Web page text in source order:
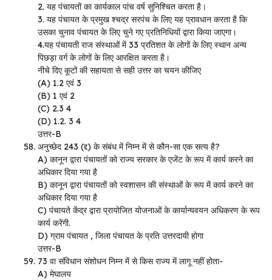
2. यह पंचायतों का कार्यकाल पांच वर्ष सुनिश्चित करता है।
3. यह पंचायत के प्रमुख श्चद्र सरपंच के लिए यह प्रावधान करता है कि
उसका चुनाव पंचायत के लिए चुने गए प्रतिनिधियों द्वारा किया जाएगा।
4.यह पंचायती राज संस्थाओं में 33 प्रतिशत के लोगों के लिए स्थान अन्य
पिछड़ा वर्ग के लोगों के लिए आरक्षित करता है।
नीचे दिए कूटों की सहायता से सही उत्तर का चयन कीजिए
(A) 1.2 एवं 3
(B) 1 एवं 2
(C) 2.3 4
(D) 1.2. 3 4
उत्तर-B
अनुच्छेद 243 (द्द) के संबंध में निम्न में से कौन-सा एक सत्य है?
A) कानून द्वारा पंचायतों को राज्य सरकार के एजेंट के रूप में कार्य करने का
अधिकार दिया गया है
B) कानून द्वारा पंचायतों को स्वशासन की संस्थाओं के रूप में कार्य करने का
अधिकार दिया गया है
C) पंचायते केंद्र द्वारा प्रायोजित योजनाओं के कार्यान्यवयन अधिकरण के रूप
कार्य करेंगी.
D) ग्राम पंचायत , जिला पंचायत के प्रति उत्तरदायी होगा
उत्तर-B
73 वा संविधान संशोधन निम्न में से किस राज्य में लागू नहीं होता-
A) मेघालय